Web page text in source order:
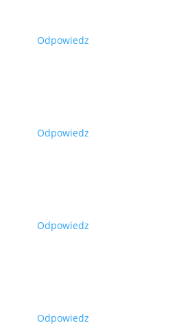
Odpowiedz
Odpowiedz
Odpowiedz
Odpowiedz